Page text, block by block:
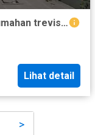
Dijual Rumah via lelang Lokasi: perumahan trevista hills cluster menteng kel.pondok petir kec.bojongsari Kota Depok
Lihat detail
>